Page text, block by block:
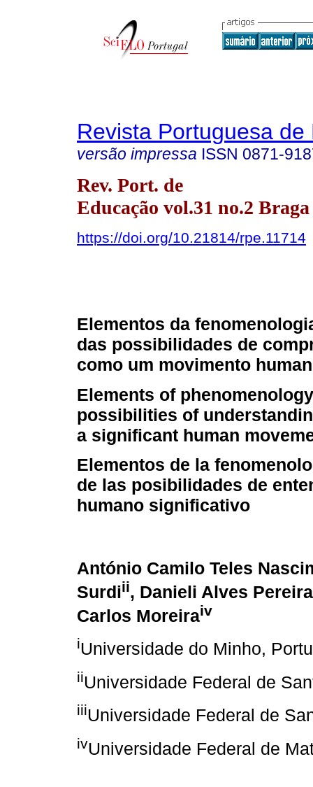
Revista Portuguesa de
versão impressa ISSN 0871-
Rev. Port. de
Educação vol.31 no.2 Braga
https://doi.org/10.21814/rpe.11714
Elementos da
das possibilidades de
como um movimento
Elements of
possibilities of
a significant human
Elementos de la
de las posibilidades de
humano significativo
António Camilo Teles
Surdiii, Danieli Alves
Carlos Moreiraiv
iUniversidade do Minho,
iiUniversidade Federal de
iiiUniversidade Federal de
ivUniversidade Federal de